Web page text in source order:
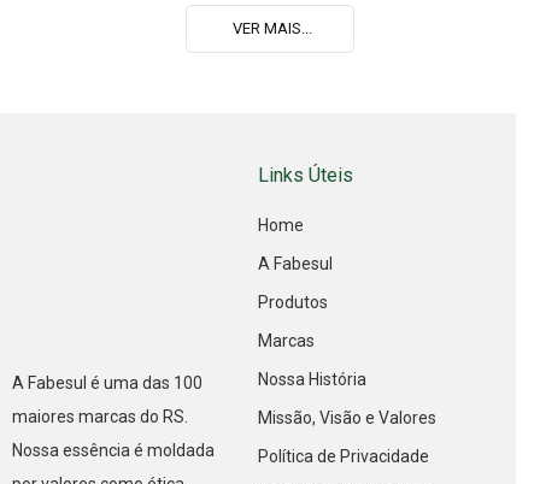
VER MAIS...
A Fabesul é uma das 100
maiores marcas do RS.
Nossa essência é moldada
Links Úteis
Home
A Fabesul
Produtos
Marcas
Nossa História
Missão, Visão e Valores
Política de Privacidade